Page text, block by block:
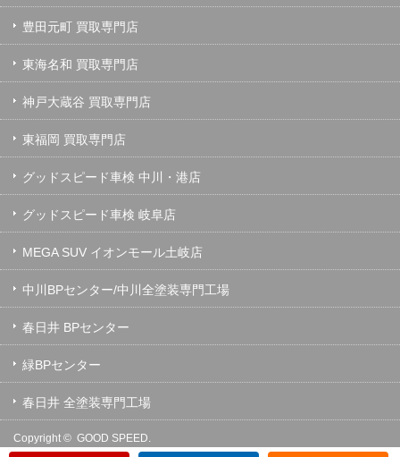
豊田元町 買取専門店
東海名和 買取専門店
神戸大蔵谷 買取専門店
東福岡 買取専門店
グッドスピード車検 中川・港店
グッドスピード車検 岐阜店
MEGA SUV イオンモール土岐店
中川BPセンター/中川全塗装専門工場
春日井 BPセンター
緑BPセンター
春日井 全塗装専門工場
Copyright © GOOD SPEED.